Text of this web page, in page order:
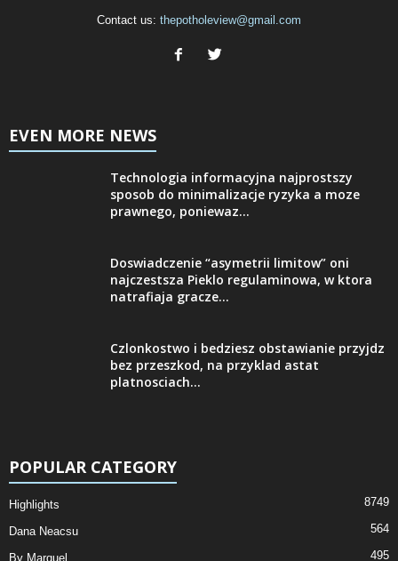
Contact us: thepotholeview@gmail.com
EVEN MORE NEWS
Technologia informacyjna najprostszy
sposob do minimalizacje ryzyka a moze
prawnego, poniewaz...
Doswiadczenie “asymetrii limitow” oni
najczestsza Pieklo regulaminowa, w ktora
natrafiaja gracze...
Czlonkostwo i bedziesz obstawianie przyjdz
bez przeszkod, na przyklad astat
platnosciach...
POPULAR CATEGORY
Highlights 8749
Dana Neacsu 564
By Marquel 495